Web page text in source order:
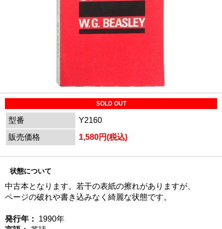
SOLD OUT
型番
Y2160
販売価格
1,580円(税込)
状態について
中古本となります。若干の表紙の擦れがありますが、
ページの破れや書き込みなく綺麗な状態です。
発行年：
1990年